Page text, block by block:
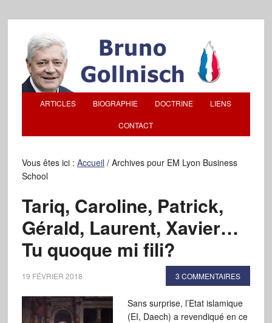
ARTICLES BIOGRAPHIE DOCTRINE LIENS
CONTACT
Vous êtes ici : Accueil /Archives pour EM Lyon Business
School
Tariq, Caroline, Patrick,
Gérald, Laurent, Xavier…
Tu quoque mi fili?
19 FÉVRIER 2018 3 COMMENTAIRES
Sans surprise, l’Etat islamique
(EI, Daech) a revendiqué en ce